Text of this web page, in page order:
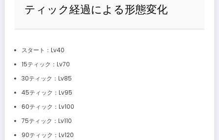
ティック経過による形態変化
スタート：Lv40
15ティック：Lv70
30ティック：Lv85
45ティック：Lv95
60ティック：Lv100
75ティック：Lv110
90ティック：Lv120